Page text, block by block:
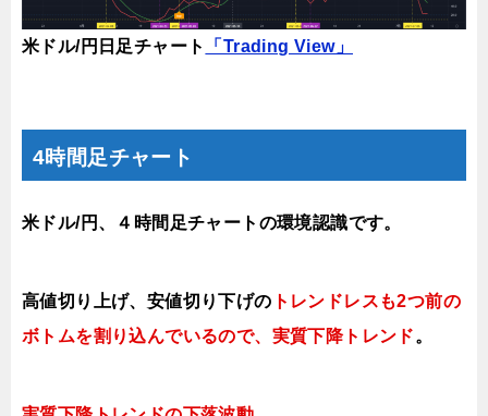
米ドル/円日足チャート 「Trading View」
4時間足チャート
米ドル/円、４時間足チャートの環境認識です。
高値切り上げ、安値切り下げの トレンドレスも2つ前の
ボトムを割り込んでいるので、実質下降トレンド。